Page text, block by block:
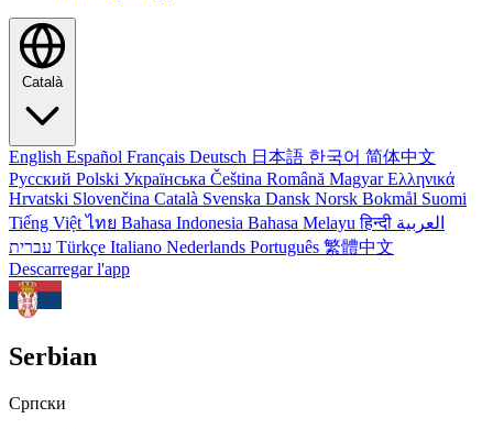
Català
English Español Français Deutsch 日本語 한국어 简体中文
Русский Polski Українська Čeština Română MagyarΕλληνικά
Hrvatski Slovenčina Català Svenska Dansk Norsk Bokmål Suomi
Tiếng Việtไทย Bahasa Indonesia Bahasa Melayuहिन्दी العربية
Türkçe Italiano Nederlands Português 繁體中文
Descarregar l'app
Serbian
Српски